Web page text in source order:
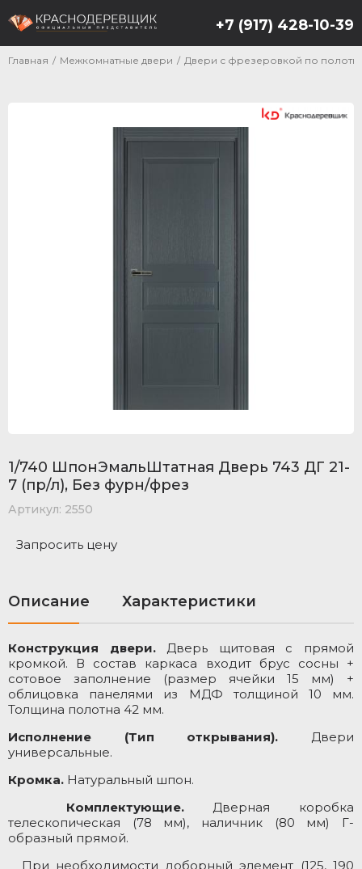
+7 (917) 428-10-39
Главная / Межкомнатные двери / Двери с фрезеровкой по
1/740 ШпонЭмальШтатная Дверь 743 ДГ 21-
7 (пр/л), Без фурн/фрез
Артикул: 2550
Запросить цену
Описание Характеристики
Конструкция двери.Дверь щитовая с прямой
кромкой. В состав каркаса входит брус сосны +
сотовое заполнение (размер ячейки 15 мм) +
облицовка панелями из МДФ толщиной 10 мм.
Толщина полотна 42 мм.
Исполнение (Тип открывания). Двери
универсальные.
Кромка. Натуральный шпон.
Комплектующие.Дверная коробка
телескопическая (78 мм), наличник (80 мм) Г-
образный прямой.
При необходимости доборный элемент (125, 190